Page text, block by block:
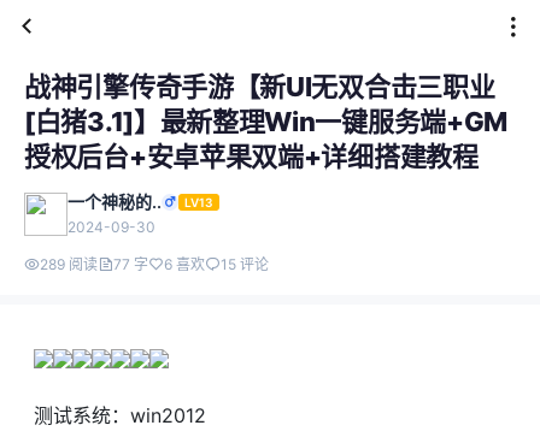
战神引擎传奇手游【新UI无双合击三职业
[白猪3.1]】最新整理Win一键服务端+GM
授权后台+安卓苹果双端+详细搭建教程
一个神秘的.. LV13
2024-09-30
289 阅读 77 字 6 喜欢 15 评论
测试系统：win2012